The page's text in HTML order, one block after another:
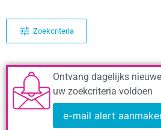
Zoekcriteria
Ontvang dagelijks
uw zoekcriteria voldoen
e-mail alert